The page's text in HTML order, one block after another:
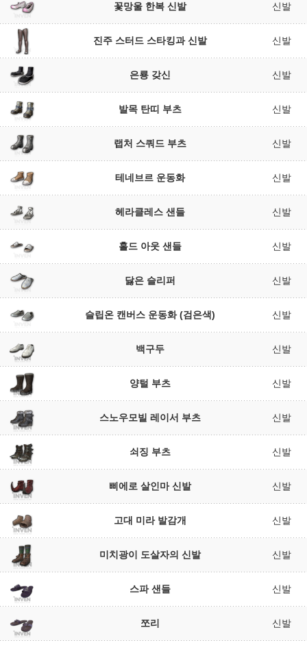
꽃망울 한복 신발 신발
진주 스터드 스타킹과 신발 신발
은룡 갖신 신발
발목 탄띠 부츠 신발
랩처 스쿼드 부츠 신발
테네브르 운동화 신발
헤라클레스 샌들 신발
홀드 아웃 샌들 신발
닳은 슬리퍼 신발
슬립온 캔버스 운동화 (검은색) 신발
백구두 신발
양털 부츠 신발
스노우모빌 레이서 부츠 신발
쇠징 부츠 신발
삐에로 살인마 신발 신발
고대 미라 발감개 신발
미치광이 도살자의 신발 신발
스파 샌들 신발
쪼리 신발